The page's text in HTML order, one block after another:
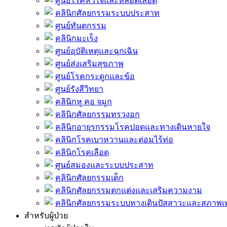
คลินิกศัลยกรรมระบบประสาท
ศูนย์ทันตกรรม
คลินิกมะเร็ง
ศูนย์อุบัติเหตุและฉุกเฉิน
ศูนย์ส่งเสริมสุขภาพ
ศูนย์โรคกระดูกและข้อ
ศูนย์รังสีวิทยา
คลินิกหู คอ จมูก
คลินิกศัลยกรรมทรวงอก
คลินิกอายุรกรรมโรคปอดและทางเดินหายใจ
คลินิกโรคเบาหวานและต่อมไร้ท่อ
คลินิกโรคเลือด
ศูนย์สมองและระบบประสาท
คลินิกศัลยกรรมเด็ก
คลินิกศัลยกรรมตกแต่งและเสริมความงาม
คลินิกศัลยกรรมระบบทางเดินปัสสาวะและสภาพเ
สำหรับผู้ป่วย